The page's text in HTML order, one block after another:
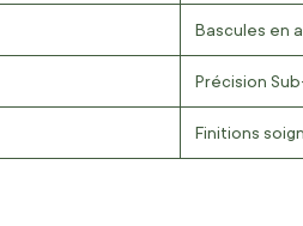
Bascules en
Précision
Finitions